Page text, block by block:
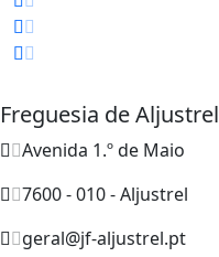
Freguesia de Aljustrel
Avenida 1.º de Maio
7600 - 010 - Aljustrel
geral@jf-aljustrel.pt